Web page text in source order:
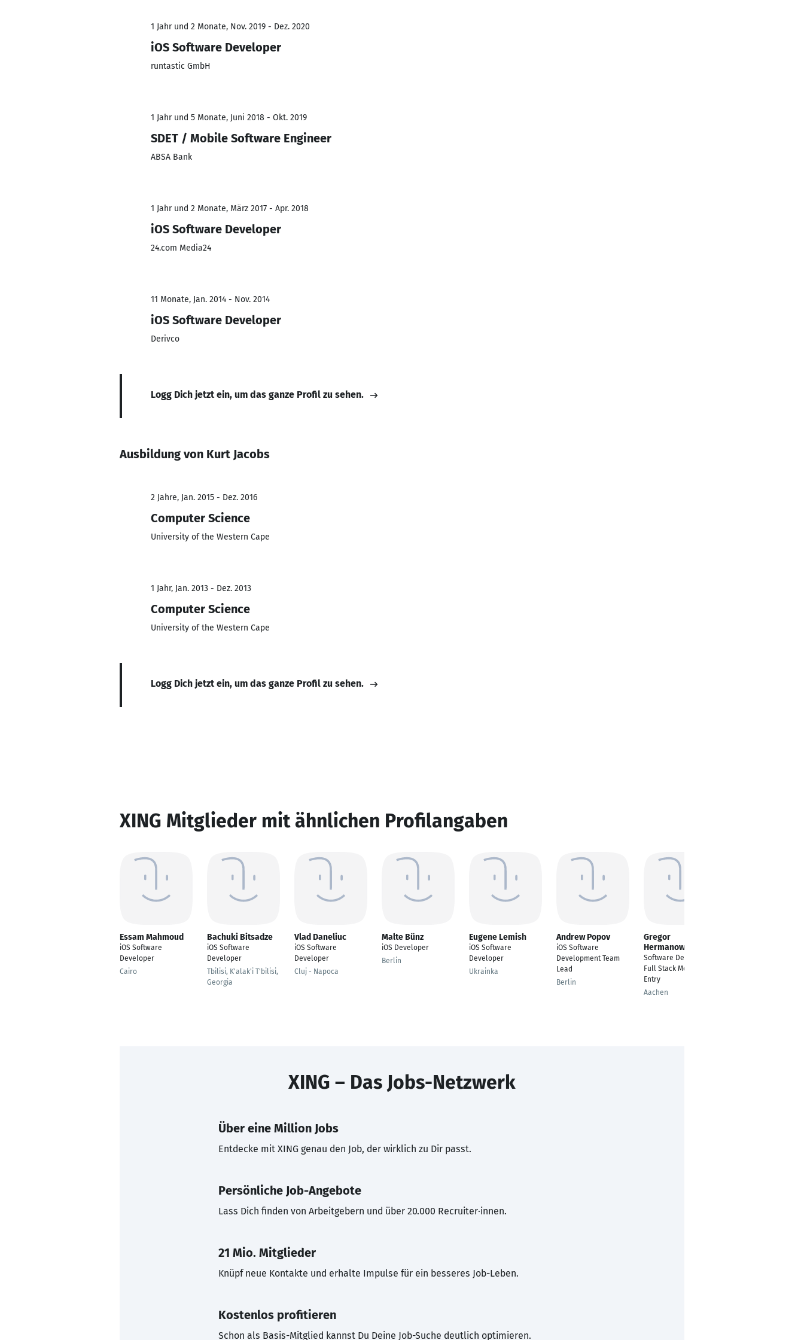
1 Jahr und 2 Monate, Nov. 2019 - Dez. 2020
iOS Software Developer
runtastic GmbH
1 Jahr und 5 Monate, Juni 2018 - Okt. 2019
SDET / Mobile Software Engineer
ABSA Bank
1 Jahr und 2 Monate, März 2017 - Apr. 2018
iOS Software Developer
24.com Media24
11 Monate, Jan. 2014 - Nov. 2014
iOS Software Developer
Derivco
Logg Dich jetzt ein, um das ganze Profil zu sehen.
Ausbildung von Kurt Jacobs
2 Jahre, Jan. 2015 - Dez. 2016
Computer Science
University of the Western Cape
1 Jahr, Jan. 2013 - Dez. 2013
Computer Science
University of the Western Cape
Logg Dich jetzt ein, um das ganze Profil zu sehen.
XING Mitglieder mit ähnlichen Profilangaben
Essam Mahmoud
iOS Software
Developer
Cairo
Bachuki Bitsadze
iOS Software
Developer
Tbilisi, K'alak'i T'bilisi,
Georgia
Vlad Daneliuc
iOS Software
Developer
Cluj - Napoca
Malte Bünz
iOS Developer
Berlin
Eugene Lemish
iOS Software
Developer
Ukrainka
Andrew Popov
iOS Software
Development Team
Lead
Berlin
Gregor
Hermanowski
Software Developer
Full Stack Mobile
Entry
Aachen
XING – Das Jobs-Netzwerk
Über eine Million Jobs
Entdecke mit XING genau den Job, der wirklich zu Dir passt.
Persönliche Job-Angebote
Lass Dich finden von Arbeitgebern und über 20.000 Recruiter·innen.
21 Mio. Mitglieder
Knüpf neue Kontakte und erhalte Impulse für ein besseres Job-Leben.
Kostenlos profitieren
Schon als Basis-Mitglied kannst Du Deine Job-Suche deutlich optimieren.